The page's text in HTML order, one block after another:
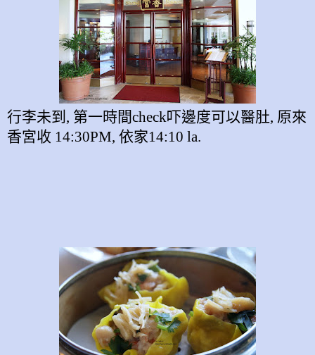
行李未到 , 第一時間check吓邊度可以醫肚, 原來
香宮收 14:30PM, 依家14:10 la.